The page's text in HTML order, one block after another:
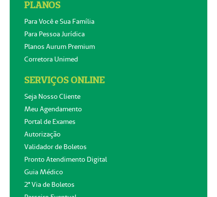
PLANOS
Para Você e Sua Família
Para Pessoa Jurídica
Planos Aurum Premium
Corretora Unimed
SERVIÇOS ONLINE
Seja Nosso Cliente
Meu Agendamento
Portal de Exames
Autorização
Validador de Boletos
Pronto Atendimento Digital
Guia Médico
2ª Via de Boletos